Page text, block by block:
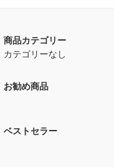
商品カテゴリー
カテゴリーなし
お勧め商品
ベストセラー